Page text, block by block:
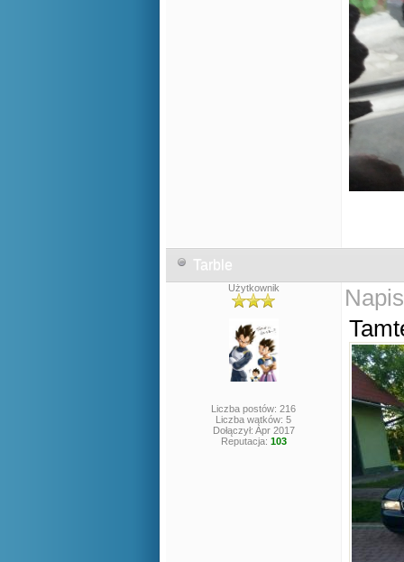
Tarble
Użytkownik
Liczba postów: 216
Liczba wątków: 5
Dołączył: Apr 2017
Reputacja: 103